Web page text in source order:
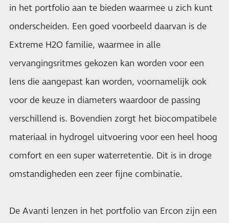
in het portfolio aan te bieden waarmee u zich kunt
onderscheiden. Een goed voorbeeld daarvan is de
Extreme H2O familie, waarmee in alle
vervangingsritmes gekozen kan worden voor een
lens die aangepast kan worden, voornamelijk ook
voor de keuze in diameters waardoor de passing
verschillend is. Bovendien zorgt het biocompatibele
materiaal in hydrogel uitvoering voor een heel hoog
comfort en een super waterretentie. Dit is in droge
omstandigheden een zeer fijne combinatie.
De Avanti lenzen in het portfolio van Ercon zijn een